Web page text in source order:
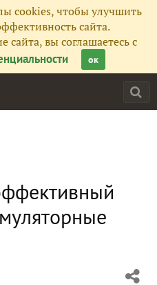
cookies, чтобы улучшить
сайта.
сайта, вы соглашаетесь с
ок